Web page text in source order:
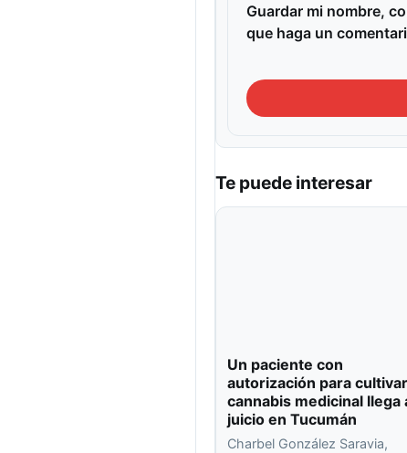
Guardar mi nombre,
que haga un
Te puede interesar
Un paciente con
autorización para cultivar
cannabis medicinal llega
juicio en Tucumán
Charbel González Saravia,